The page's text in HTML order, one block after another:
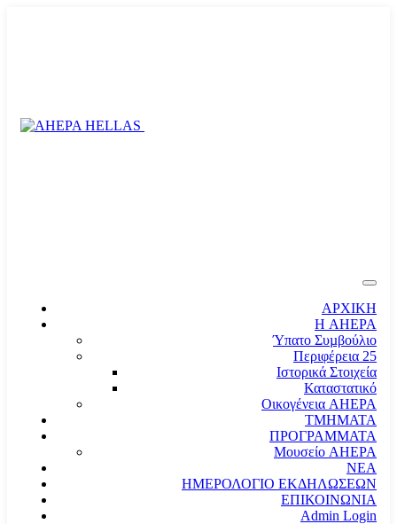
ΑΡΧΙΚΗ
Η AHEPA
Ύπατο Συµβούλιο
Περιφέρεια 25
Ιστορικά Στοιχεία
Καταστατικό
Οικογένεια AHEPA
ΤΜΗΜΑΤΑ
ΠΡΟΓΡΑΜΜΑΤΑ
Μουσείο AHEPA
ΝΕΑ
ΗΜΕΡΟΛΟΓΙΟ ΕΚΔΗΛΩΣΕΩΝ
ΕΠΙΚΟΙΝΩΝΙΑ
Admin Login